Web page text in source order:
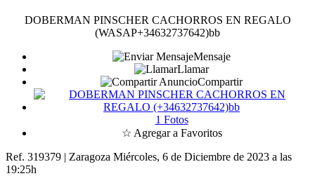
DOBERMAN PINSCHER CACHORROS EN REGALO
(WASAP+34632737642)bb
Mensaje
Llamar
Compartir
1 Fotos
☆ Agregar a Favoritos
Ref. 319379 | Zaragoza Miércoles, 6 de Diciembre de 2023 a las
19:25h